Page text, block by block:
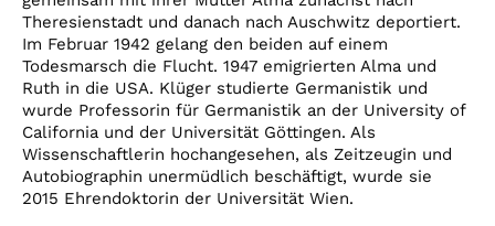
Theresienstadt und danach nach Auschwitz deportiert.
Im Februar 1942 gelang den beiden auf einem
Todesmarsch die Flucht. 1947 emigrierten Alma und
Ruth in die USA. Klüger studierte Germanistik und
wurde Professorin für Germanistik an der University of
California und der Universität Göttingen. Als
Wissenschaftlerin hochangesehen, als Zeitzeugin und
Autobiographin unermüdlich beschäftigt, wurde sie
2015 Ehrendoktorin der Universität Wien.